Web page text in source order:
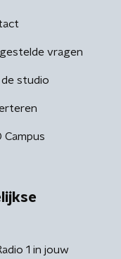
vragen
studio
Campus
1 in jouw